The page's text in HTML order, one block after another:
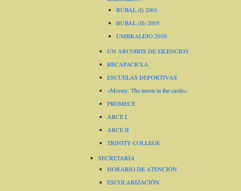
BÚBAL (I) 2001
BÚBAL (II) 2005
UMBRALEJO 2010
UN ARCOIRIS DE SILENCIOS
RECAPACICLA
ESCUELAS DEPORTIVAS
«Moony: The moon in the castle»
PROMECE
ARCE I
ARCE II
TRINITY COLLEGE
SECRETARÍA
HORARIO DE ATENCIÓN
ESCOLARIZACIÓN